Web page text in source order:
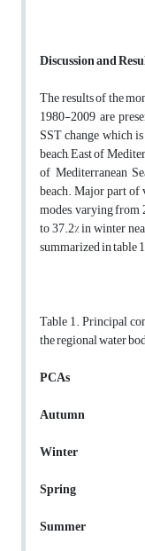
Discussion and
The results of the
1980-2009 are
SST change which
beach, East of
of Mediterranean
beach. Major part of
modes, varying from
to 37.2% in winter
summarized in table
Table 1. Principal
the regional water
PCAs
Autumn
Winter
Spring
Summer